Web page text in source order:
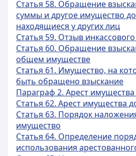
Статья 58. Обращение
суммы и другое имущество
находящиеся у других лиц
Статья 59. Отзыв
Статья 60. Обращение
общем имуществе
Статья 61. Имущество, на
быть обращено взыскание
Параграф 2. Арест
Статья 62. Арест имущества
Статья 63. Порядок
имущество
Статья 64. Определение
использования